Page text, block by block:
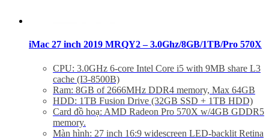
iMac 27 inch 2019 MRQY2 – 3.0Ghz/8GB/1TB/Pro 570X
CPU: 3.0GHz 6-core Intel Core i5 with 9MB share L3
cache (I3-8500B)
Ram: 8GB of 2666MHz DDR4 memory, Max 64GB
HDD: 1TB Fusion Drive (32GB SSD + 1TB HDD)
Card đồ hoạ: AMD Radeon Pro 570X w/4GB GDDR5
memory.
Màn hình: 27 inch 16:9 widescreen LED-backlit Retina